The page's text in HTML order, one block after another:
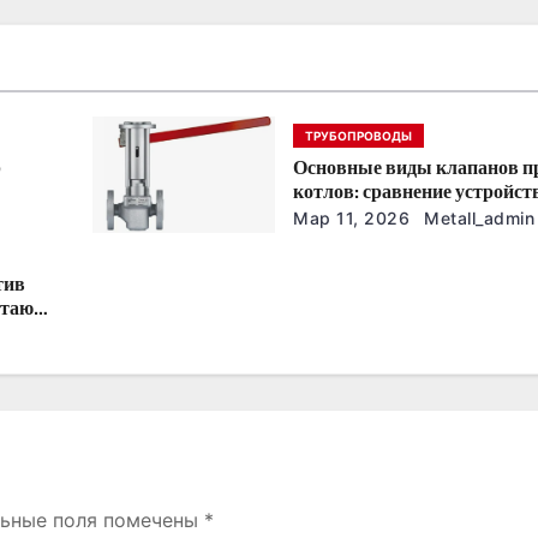
ТРУБОПРОВОДЫ
Основные виды клапанов
котлов: сравнение
характеристик
Мар 11, 2026 Metall_admin
поля помечены *